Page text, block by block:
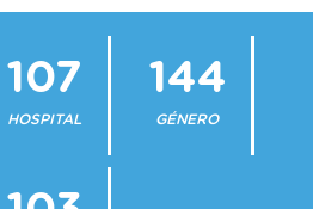
107
HOSPITAL
144
GÉNERO